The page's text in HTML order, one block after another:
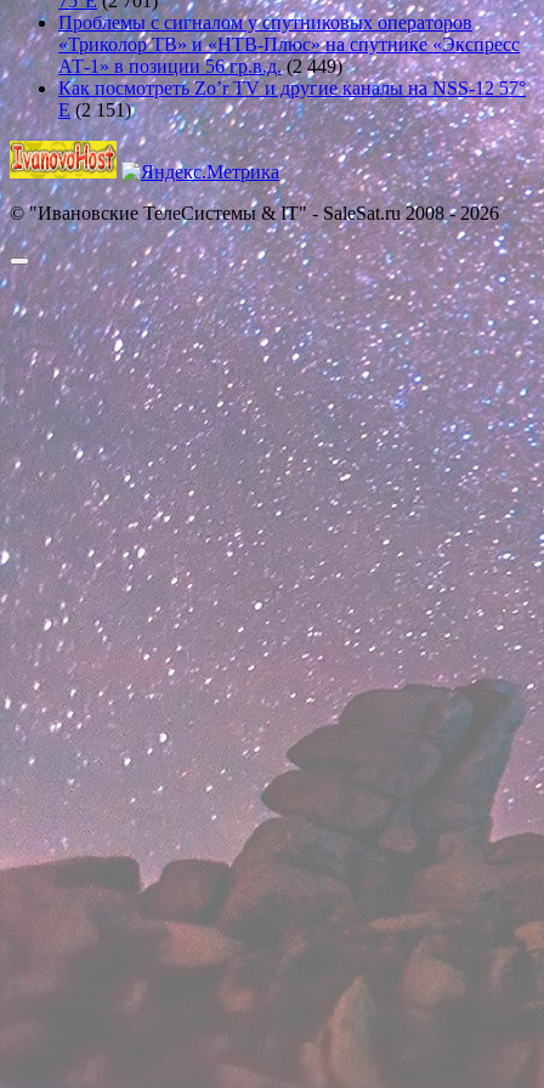
Проблемы с сигналом у спутниковых операторов
«Триколор ТВ» и «НТВ-Плюс» на спутнике «Экспресс
АТ-1» в позиции 56 гр.в.д. (2 449)
Как посмотреть Zo’r TV и другие каналы на NSS-12 57°
E (2 151)
© "Ивановские ТелеСистемы & IT" - SaleSat.ru 2008 - 2026
Прокрутить
вверх